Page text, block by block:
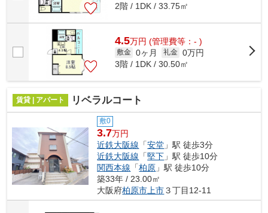
2階 / 1DK / 33.75㎡
4.5万円 (管理費等：- )
敷金 0ヶ月 礼金 0万円
3階 / 1DK / 30.50㎡
賃貸 | アパート リベラルコート
敷0
3.7万円
近鉄大阪線 「安堂 」駅 徒歩3分
近鉄大阪線 「堅下 」駅 徒歩10分
関西本線 「柏原 」駅 徒歩10分
築33年 / 23.00㎡
大阪府柏原市 上市３丁目12-11